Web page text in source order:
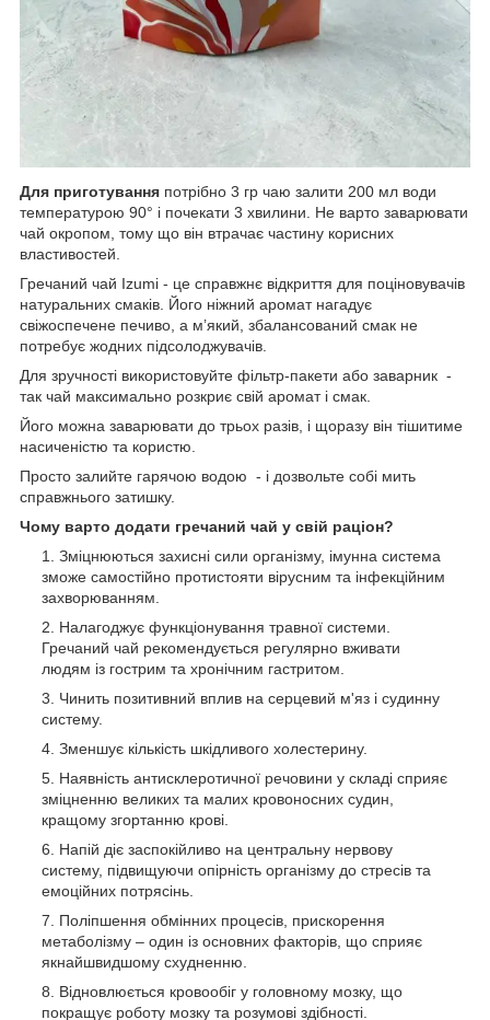
Для приготування потрібно 3 гр чаю залити 200 мл води
температурою 90° і почекати 3 хвилини. Не варто заварювати
чай окропом, тому що він втрачає частину корисних
властивостей.
Гречаний чай Izumi - це справжнє відкриття для поціновувачів
натуральних смаків. Його ніжний аромат нагадує
свіжоспечене печиво, а м’який, збалансований смак не
потребує жодних підсолоджувачів.
Для зручності використовуйте фільтр-пакети або заварник -
так чай максимально розкриє свій аромат і смак.
Його можна заварювати до трьох разів, і щоразу він тішитиме
насиченістю та користю.
Просто залийте гарячою водою - і дозвольте собі мить
справжнього затишку.
Чому варто додати гречаний чай у свій раціон?
Зміцнюються захисні сили організму, імунна система
зможе самостійно протистояти вірусним та інфекційним
захворюванням.
Налагоджує функціонування травної системи.
Гречаний чай рекомендується регулярно вживати
людям із гострим та хронічним гастритом.
Чинить позитивний вплив на серцевий м'яз і судинну
систему.
Зменшує кількість шкідливого холестерину.
Наявність антисклеротичної речовини у складі сприяє
зміцненню великих та малих кровоносних судин,
кращому згортанню крові.
Напій діє заспокійливо на центральну нервову
систему, підвищуючи опірність організму до стресів та
емоційних потрясінь.
Поліпшення обмінних процесів, прискорення
метаболізму – один із основних факторів, що сприяє
якнайшвидшому схудненню.
Відновлюється кровообіг у головному мозку, що
покращує роботу мозку та розумові здібності.